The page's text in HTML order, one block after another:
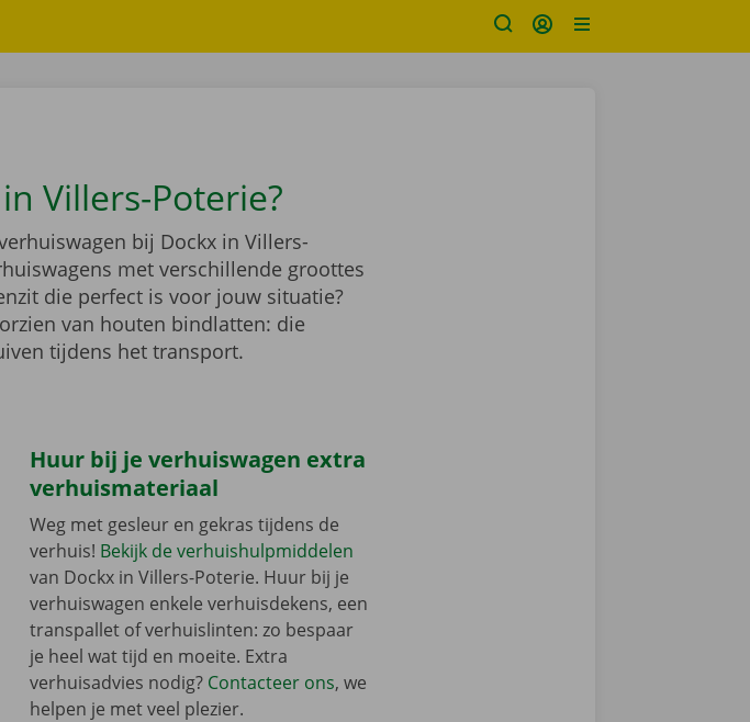
Villers-Poterie?
bij Dockx in Villers-
met verschillende groottes
die perfect is voor jouw situatie?
van houten bindlatten: die
tijdens het transport.
Huur bij je verhuiswagen extra
verhuismateriaal
Weg met gesleur en gekras tijdens de
verhuis! Bekijk de verhuishulpmiddelen
van Dockx in Villers-Poterie. Huur bij je
verhuiswagen enkele verhuisdekens, een
transpallet of verhuislinten: zo bespaar
je heel wat tijd en moeite. Extra
verhuisadvies nodig?Contacteer ons, we
helpen je met veel plezier.